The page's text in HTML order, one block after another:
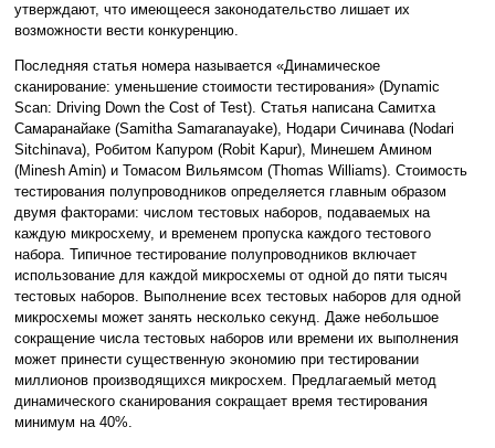
утверждают, что имеющееся законодательство лишает их
возможности вести конкуренцию.
Последняя статья номера называется «Динамическое
сканирование: уменьшение стоимости тестирования» (Dynamic
Scan: Driving Down the Cost of Test). Статья написана Самитха
Самаранайаке (Samitha Samaranayake), Нодари Сичинава (Nodari
Sitchinava), Робитом Капуром (Robit Kapur), Минешем Амином
(Minesh Amin) и Томасом Вильямсом (Thomas Williams). Стоимость
тестирования полупроводников определяется главным образом
двумя факторами: числом тестовых наборов, подаваемых на
каждую микросхему, и временем пропуска каждого тестового
набора. Типичное тестирование полупроводников включает
использование для каждой микросхемы от одной до пяти тысяч
тестовых наборов. Выполнение всех тестовых наборов для одной
микросхемы может занять несколько секунд. Даже небольшое
сокращение числа тестовых наборов или времени их выполнения
может принести существенную экономию при тестировании
миллионов производящихся микросхем. Предлагаемый метод
динамического сканирования сокращает время тестирования
минимум на 40%.